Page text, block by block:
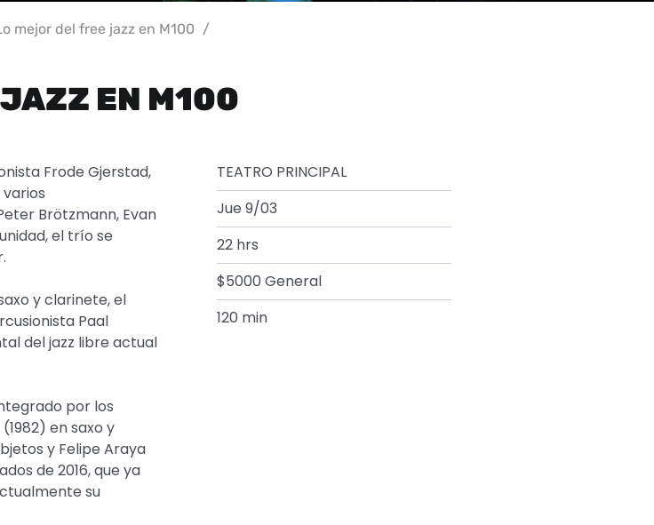
mejor del free jazz en M100 /
EN M100
Frode Gjerstad,
Brötzmann, Evan
el trío se
y clarinete, el
Paal
del jazz libre actual
por los
en saxo y
y Felipe Araya
de 2016, que ya
su
TEATRO PRINCIPAL
Jue 9/03
22 hrs
$5000 General
120 min